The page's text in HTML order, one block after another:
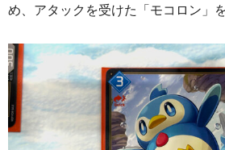
め、アタックを受けた「モコロン」